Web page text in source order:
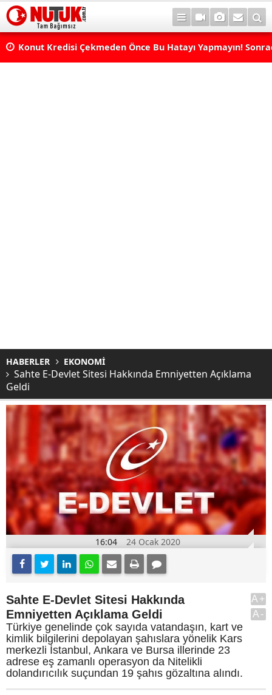
Konut Kredisi Çekmeden Önce Bu Hatayı Yapmayın!
HABERLER EKONOMİ
Sahte E-Devlet Sitesi Hakkında Emniyetten Açıklama
Geldi
16:04 24 Ocak 2020
Sahte E-Devlet Sitesi Hakkında
Emniyetten Açıklama Geldi
Türkiye genelinde çok sayıda vatandaşın, kart ve
kimlik bilgilerini depolayan şahıslara yönelik Kars
merkezli İstanbul, Ankara ve Bursa illerinde 23
adrese eş zamanlı operasyon da Nitelikli
dolandırıcılık suçundan 19 şahıs gözaltına alındı.
A+
A-